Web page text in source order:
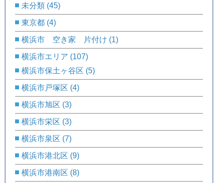
未分類 (45)
東京都 (4)
横浜市 空き家 片付け (1)
横浜市エリア (107)
横浜市保土ヶ谷区 (5)
横浜市戸塚区 (4)
横浜市旭区 (3)
横浜市栄区 (3)
横浜市泉区 (7)
横浜市港北区 (9)
横浜市港南区 (8)